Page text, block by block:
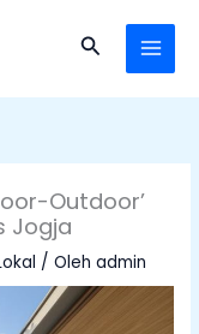
Cari
Outdoor’
Jogja
/ Olehadmin